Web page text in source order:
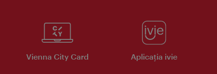
Vienna City Card Aplicaţia ivie